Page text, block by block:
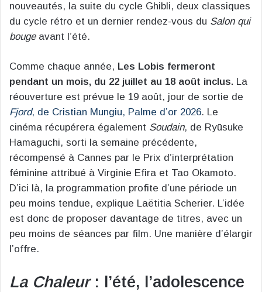
nouveautés, la suite du cycle Ghibli, deux classiques
du cycle rétro et un dernier rendez-vous du Salon qui
bougeavant l’été.
Comme chaque année, Les Lobis fermeront
pendant un mois, du 22 juillet au 18 août inclus. La
réouverture est prévue le 19 août, jour de sortie de
Fjord, de Cristian Mungiu, Palme d’or 2026. Le
cinéma récupérera également Soudain, de Ryūsuke
Hamaguchi, sorti la semaine précédente,
récompensé à Cannes par le Prix d’interprétation
féminine attribué à Virginie Efira et Tao Okamoto.
D’ici là, la programmation profite d’une période un
peu moins tendue, explique Laëtitia Scherier. L’idée
est donc de proposer davantage de titres, avec un
peu moins de séances par film. Une manière d’élargir
l’offre.
La Chaleur: l’été, l’adolescence